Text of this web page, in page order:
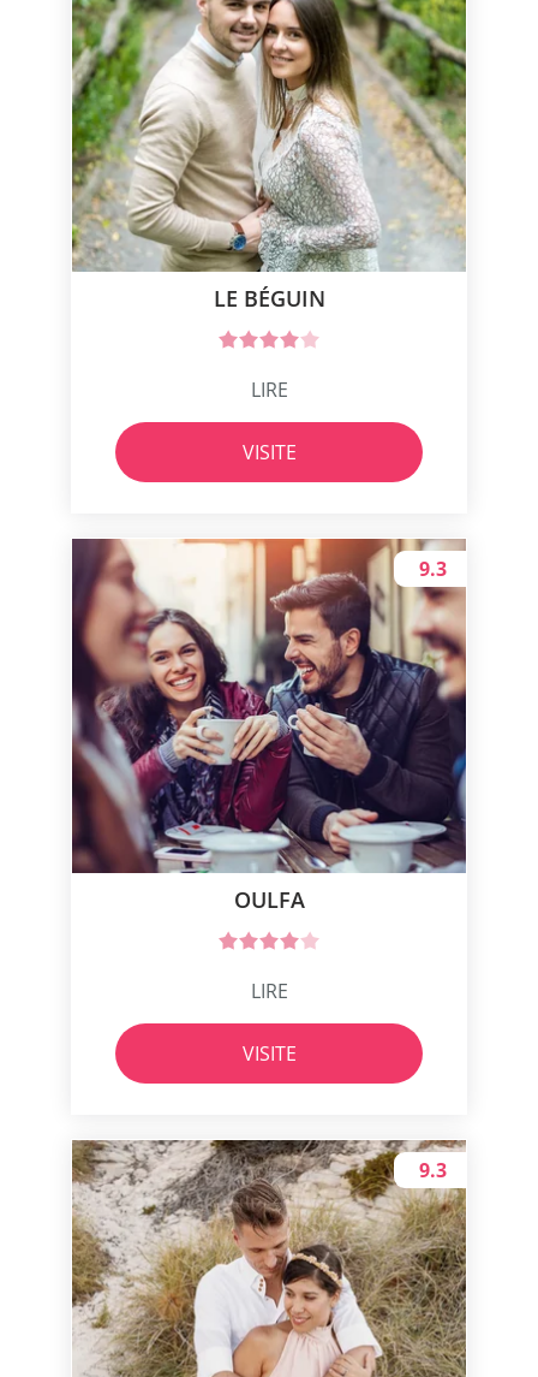
LE BÉGUIN
LIRE
VISITE
OULFA
9.3
LIRE
VISITE
9.3